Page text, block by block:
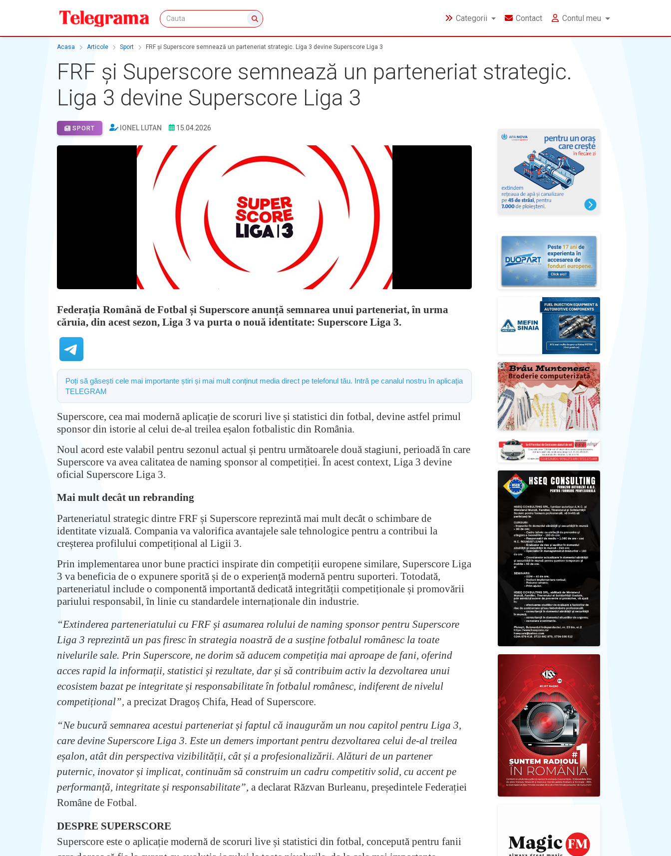
Categorii Contact Contul meu
Acasa Articole Sport FRF și Superscore semnează un parteneriat strategic. Liga 3 devine Superscore Liga 3
FRF și Superscore semnează un parteneriat strategic.
Liga 3 devine Superscore Liga 3
SPORT IONEL LUTAN 15.04.2026
Federația Română de Fotbal și Superscore anunță semnarea unui parteneriat, în urma
căruia, din acest sezon, Liga 3 va purta o nouă identitate: Superscore Liga 3.
Poți să găsești cele mai importante știri și mai mult conținut media direct pe telefonul tău. Intră pe canalul nostru în aplicația
TELEGRAM
Superscore, cea mai modernă aplicație de scoruri live și statistici din fotbal, devine astfel primul
sponsor din istorie al celui de-al treilea eșalon fotbalistic din România.
Noul acord este valabil pentru sezonul actual și pentru următoarele două stagiuni, perioadă în care
Superscore va avea calitatea de naming sponsor al competiției. În acest context, Liga 3 devine
oficial Superscore Liga 3.
Mai mult decât un rebranding
Parteneriatul strategic dintre FRF și Superscore reprezintă mai mult decât o schimbare de
identitate vizuală. Compania va valorifica avantajele sale tehnologice pentru a contribui la
creșterea profilului competițional al Ligii 3.
Prin implementarea unor bune practici inspirate din competiții europene similare, Superscore Liga
3 va beneficia de o expunere sporită și de o experiență modernă pentru suporteri. Totodată,
parteneriatul include o componentă importantă dedicată integrității competiționale și promovării
pariului responsabil, în linie cu standardele internaționale din industrie.
“Extinderea parteneriatului cu FRF și asumarea rolului de naming sponsor pentru Superscore
Liga 3 reprezintă un pas firesc în strategia noastră de a susține fotbalul românesc la toate
nivelurile sale. Prin Superscore, ne dorim să aducem competiția mai aproape de fani, oferind
acces rapid la informații, statistici și rezultate, dar și să contribuim activ la dezvoltarea unui
ecosistem bazat pe integritate și responsabilitate în fotbalul românesc, indiferent de nivelul
competițional”, a precizat Dragoș Chifa, Head of Superscore.
“Ne bucură semnarea acestui parteneriat și faptul că inaugurăm un nou capitol pentru Liga 3,
care devine Superscore Liga 3. Este un demers important pentru dezvoltarea celui de-al treilea
eșalon, atât din perspectiva vizibilității, cât și a profesionalizării. Alături de un partener
puternic, inovator și implicat, continuăm să construim un cadru competitiv solid, cu accent pe
performanță, integritate și responsabilitate”, a declarat Răzvan Burleanu, președintele Federației
Române de Fotbal.
DESPRE SUPERSCORE
Superscore este o aplicație modernă de scoruri live și statistici din fotbal, concepută pentru fanii